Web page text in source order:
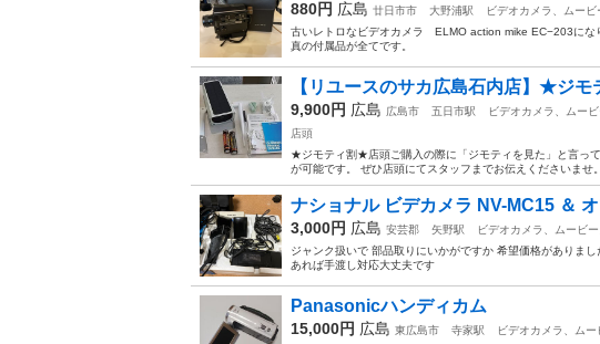
880円 広島 廿日市市 大野浦駅
ビデオカメラ、ムービ
古いレトロなビデオカメラ ELMO action mike EC−203にな
真の付属品が全てです。
【リユースのサカ広島石内店】★ジ
9,900円 広島 広島市 五日市駅
ビデオカメラ、ムー
店頭
★ジモティ割★店頭ご購入の際に「ジモティを見た」と言っ
が可能です。 ぜひ店頭にてスタッフまでお伝えくださいませ。
ナショナル ビデカメラ NV-MC15 ＆
3,000円 広島 安芸郡 矢野駅
ビデオカメラ、ムービー
ジャンク扱いで 部品取りにいかがですか 希望価格がありま
あれば手渡し対応大丈夫です
Panasonicハンディカム
15,000円 広島 東広島市 寺家駅
ビデオカメラ、ムー